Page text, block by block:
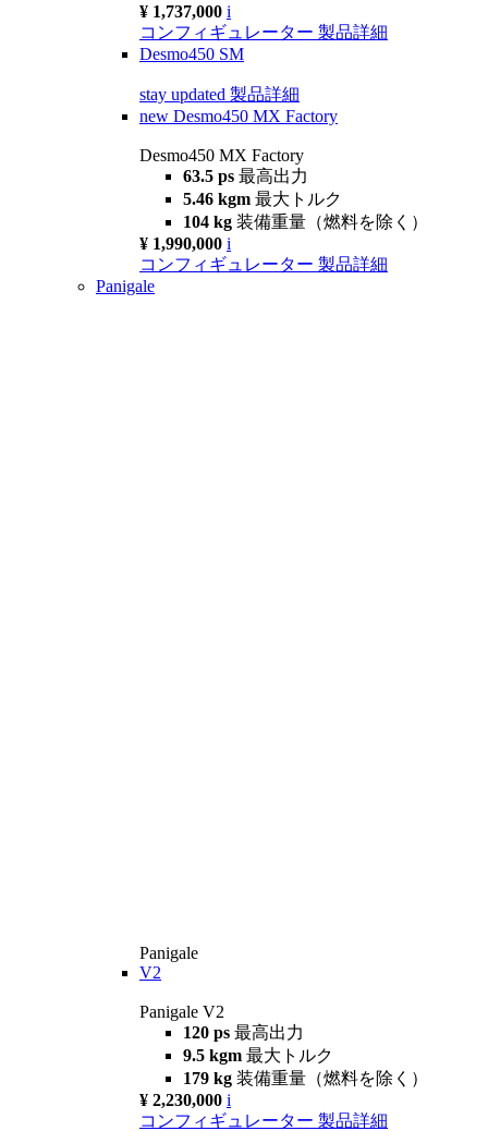
¥ 1,737,000 i
コンフィギュレーター 製品詳細
Desmo450 SM
stay updated 製品詳細
new Desmo450 MX Factory
Desmo450 MX Factory
63.5 ps 最高出力
5.46 kgm 最大トルク
104 kg 装備重量（燃料を除く）
¥ 1,990,000 i
コンフィギュレーター 製品詳細
Panigale
Panigale
V2
Panigale V2
120 ps 最高出力
9.5 kgm 最大トルク
179 kg 装備重量（燃料を除く）
¥ 2,230,000 i
コンフィギュレーター 製品詳細